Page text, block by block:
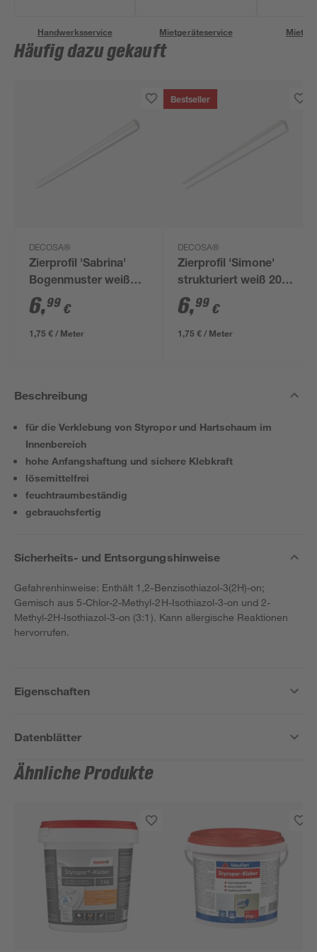
Handwerksservice Mietgeräteservice
Häufig dazu gekauft
DECOSA®
Zierprofil 'Sabrina'
Bogenmuster weiß
200 x 1,5 x 2,5 cm 2
Stück
6,99 €
1,75 € / Meter
Bestseller
DECOSA®
Zierprofil 'Simone'
strukturiert weiß 200
x 3 x 3 cm 2 Stück
6,99 €
1,75 € / Meter
Beschreibung
für die Verklebung von Styropor und Hartschaum im
Innenbereich
hohe Anfangshaftung und sichere Klebkraft
lösemittelfrei
feuchtraumbeständig
gebrauchsfertig
Sicherheits- und Entsorgungshinweise
Gefahrenhinweise: Enthält 1,2-Benzisothiazol-3(2H)-on;
Gemisch aus 5-Chlor-2-Methyl-2H-Isothiazol-3-on und 2-
Methyl-2H-Isothiazol-3-on (3:1). Kann allergische Reaktionen
hervorrufen.
Eigenschaften
Datenblätter
Ähnliche Produkte